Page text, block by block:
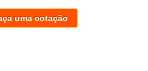
uma cotação